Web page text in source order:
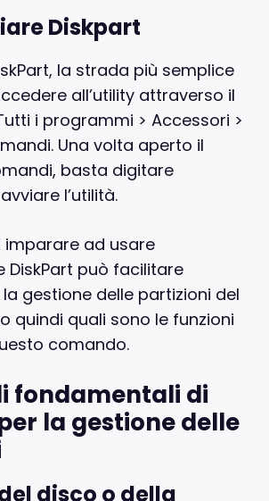
Diskpart
la strada più semplice
all’utility attraverso il
i programmi > Accessori >
Una volta aperto il
basta digitare
l’utilità.
imparare ad usare
può facilitare
gestione delle partizioni del
quindi quali sono le funzioni
comando.
fondamentali di
la gestione delle
disco o della